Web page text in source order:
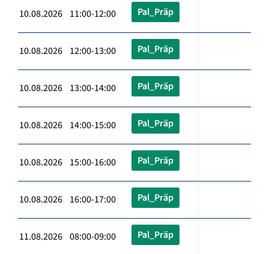
10.08.2026 11:00-12:00 Pal_Präp
10.08.2026 12:00-13:00 Pal_Präp
10.08.2026 13:00-14:00 Pal_Präp
10.08.2026 14:00-15:00 Pal_Präp
10.08.2026 15:00-16:00 Pal_Präp
10.08.2026 16:00-17:00 Pal_Präp
11.08.2026 08:00-09:00 Pal_Präp